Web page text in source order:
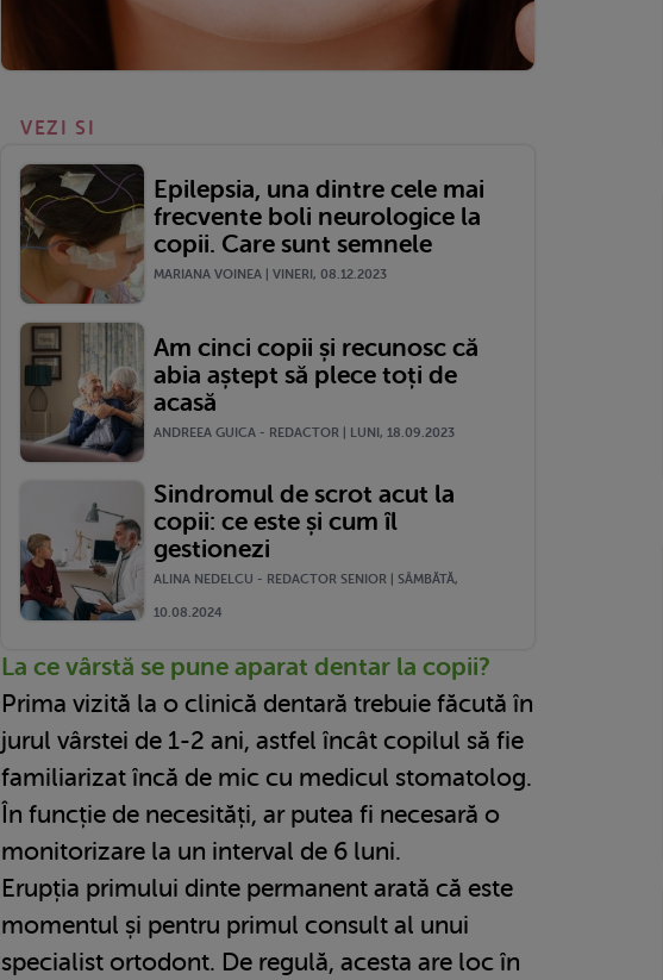
VEZI SI
Epilepsia, una dintre cele mai
frecvente boli neurologice la
copii. Care sunt semnele
MARIANA VOINEA | VINERI, 08.12.2023
Am cinci copii și recunosc că
abia aștept să plece toți de
acasă
ANDREEA GUICA - REDACTOR | LUNI, 18.09.2023
Sindromul de scrot acut la
copii: ce este și cum îl
gestionezi
ALINA NEDELCU - REDACTOR SENIOR | SÂMBĂTĂ,
10.08.2024
La ce vârstă se pune aparat dentar la copii?
Prima vizită la o clinică dentară trebuie făcută în
jurul vârstei de 1-2 ani, astfel încât copilul să fie
familiarizat încă de mic cu medicul stomatolog.
În funcție de necesități, ar putea fi necesară o
monitorizare la un interval de 6 luni.
Erupția primului dinte permanent arată că este
momentul și pentru primul consult al unui
specialist ortodont. De regulă, acesta are loc în